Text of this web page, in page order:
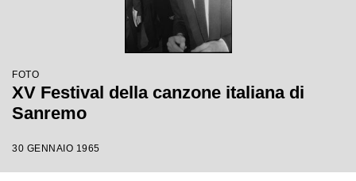
FOTO
XV Festival della canzone italiana di
Sanremo
30 GENNAIO 1965